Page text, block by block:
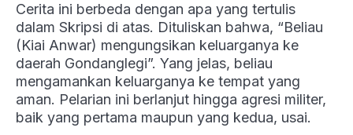
Cerita ini berbeda dengan apa yang tertulis
dalam Skripsi di atas. Dituliskan bahwa, “Beliau
(Kiai Anwar) mengungsikan keluarganya ke
daerah Gondanglegi”. Yang jelas, beliau
mengamankan keluarganya ke tempat yang
aman. Pelarian ini berlanjut hingga agresi militer,
baik yang pertama maupun yang kedua, usai.